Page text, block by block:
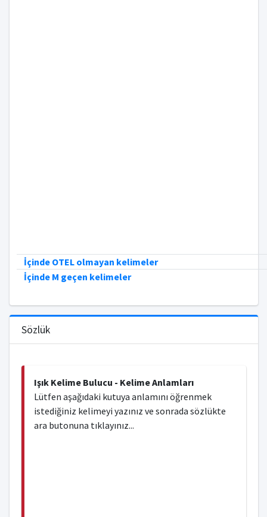
İçinde OTEL olmayan kelimeler
İçinde M geçen kelimeler
Sözlük
Işık Kelime Bulucu - Kelime Anlamları
Lütfen aşağıdaki kutuya anlamını öğrenmek
istediğiniz kelimeyi yazınız ve sonrada sözlükte
ara butonuna tıklayınız...